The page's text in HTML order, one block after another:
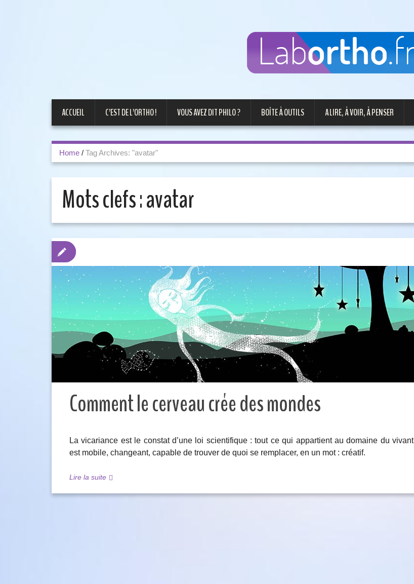
ACCUEIL C’EST DE L’ORTHO ! VOUS AVEZ DIT PHILO ? BOÎTE À OUTILS A LIRE, À VOIR, À PENSER
Home / Tag Archives: "avatar"
Mots clefs :avatar
Comment le cerveau crée des mondes
La vicariance est le constat d’une loi scientifique : tout ce qui appartient au domaine du vivant
est mobile, changeant, capable de trouver de quoi se remplacer, en un mot : créatif.
Lire la suite